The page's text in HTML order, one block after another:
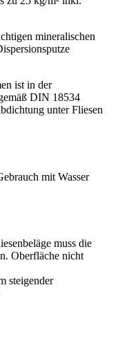
mineralischen
ist in der
DIN 18534
unter Fliesen
mit Wasser
muss die
Oberfläche nicht
steigender